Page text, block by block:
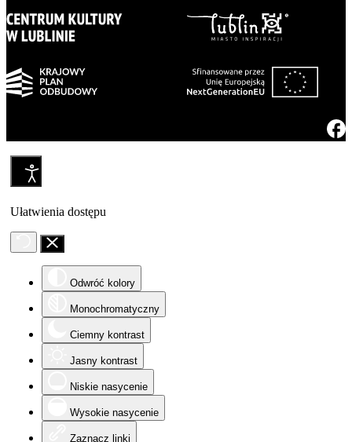
Ułatwienia dostępu
Odwróć kolory
Monochromatyczny
Ciemny kontrast
Jasny kontrast
Niskie nasycenie
Wysokie nasycenie
Zaznacz linki